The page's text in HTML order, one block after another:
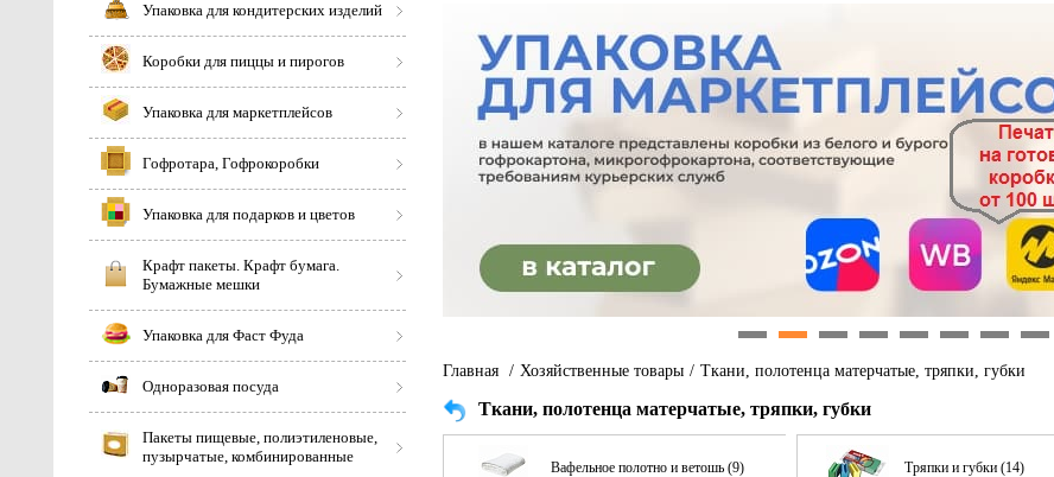
Упаковка для кондитерских изделий
Коробки для пиццы и пирогов
Упаковка для маркетплейсов
Гофротара, Гофрокоробки
Упаковка для подарков и цветов
Крафт пакеты. Крафт бумага.
Бумажные мешки
Упаковка для Фаст Фуда
Одноразовая посуда
Пакеты пищевые, полиэтиленовые,
пузырчатые, комбинированные
Главная / Хозяйственные товары / Ткани, полотенца матерчатые, тряпки, губки
Ткани, полотенца матерчатые, тряпки, губки
Вафельное полотно и ветошь (9) Тряпки и губки (14)